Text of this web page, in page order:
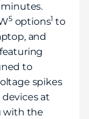
5options1 to
and
to
spikes
at
with the